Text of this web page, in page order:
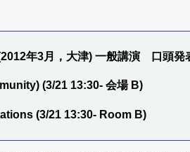
年3月，大津) 一般講演 口頭発
(3/21 13:30- 会場 B)
(3/21 13:30- Room B)